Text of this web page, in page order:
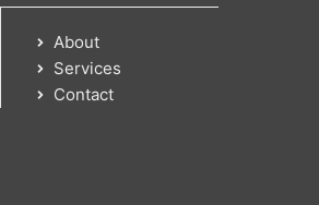
About
Services
Contact